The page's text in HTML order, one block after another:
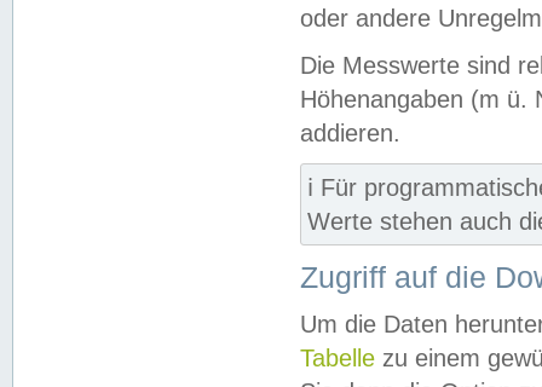
oder andere
Die Messwerte sind
Höhenangaben (m ü.
addieren.
ℹ️ Für
Werte stehen auch
Zugriff auf die
Um die Daten
Tabelle zu einem